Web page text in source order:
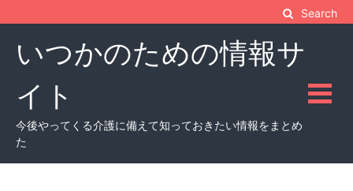
content
Search
いつかのための情報サ
イト
今後やってくる介護に備えて知っておきたい情報をまとめ
た